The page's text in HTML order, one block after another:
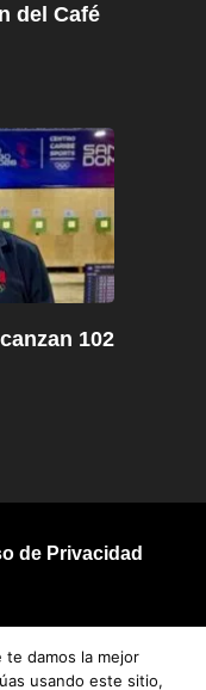
del Café
102
de Privacidad
te damos la mejor
usando este sitio,